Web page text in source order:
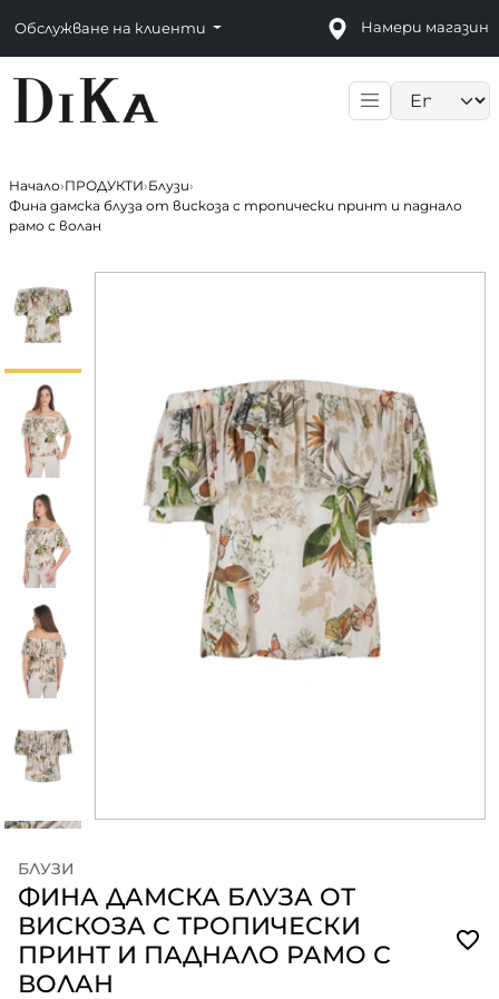
Обслужване на клиенти Намери магазин
Начало›ПРОДУКТИ›Блузи›
Фина дамска блуза от вискоза с тропически принт и паднало
рамо с волан
БЛУЗИ
ФИНА ДАМСКА БЛУЗА ОТ
ВИСКОЗА С ТРОПИЧЕСКИ
ПРИНТ И ПАДНАЛО РАМО С
ВОЛАН